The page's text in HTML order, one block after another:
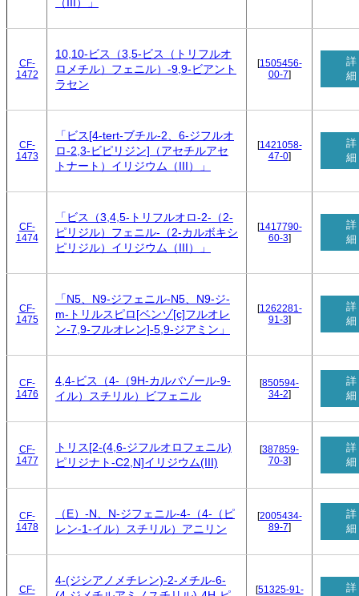
（III）」
CF-
1472
10,10-ビス（3,5-ビス（トリフルオ
ロメチル）フェニル）-9,9-ビアント
ラセン
[1505456-
00-7]
詳
細
CF-
1473
「ビス[4-tert-ブチル-2、6-ジフルオ
ロ-2,3-ビピリジン]（アセチルアセ
トナート）イリジウム（III）」
[1421058-
47-0]
詳
細
CF-
1474
「ビス（3,4,5-トリフルオロ-2-（2-
ピリジル）フェニル-（2-カルボキシ
ピリジル）イリジウム（III）」
[1417790-
60-3]
詳
細
CF-
1475
「N5、N9-ジフェニル-N5、N9-ジ-
m-トリルスピロ[ベンゾ[c]フルオレ
ン-7,9-フルオレン]-5,9-ジアミン」
[1262281-
91-3]
詳
細
CF-
1476
4,4-ビス（4-（9H-カルバゾール-9-
イル）スチリル）ビフェニル
[850594-
34-2]
詳
細
CF-
1477
トリス[2-(4,6-ジフルオロフェニル)
ピリジナト-C2,N]イリジウム(III)
[387859-
70-3]
詳
細
CF-
1478
（E）-N、N-ジフェニル-4-（4-（ピ
レン-1-イル）スチリル）アニリン
[2005434-
89-7]
詳
細
CF-
4-(ジシアノメチレン)-2-メチル-6-
[51325-91-
詳